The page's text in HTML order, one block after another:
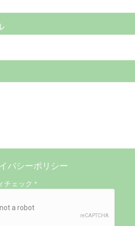
バシーポリシー
チェック*